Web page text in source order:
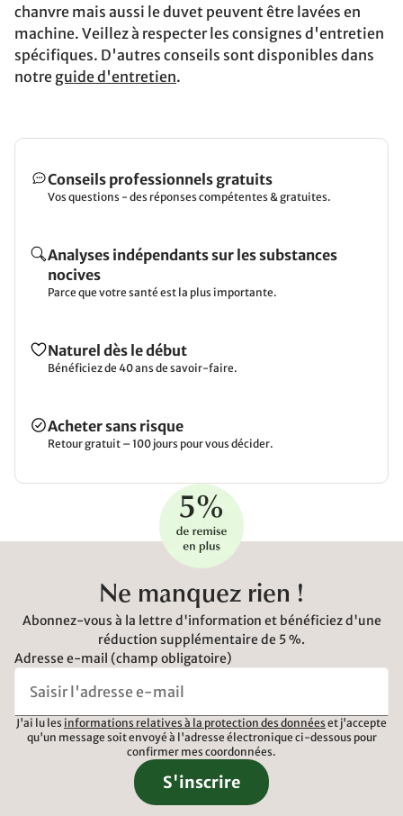
chanvre mais aussi le duvet peuvent être lavées en
machine. Veillez à respecter les consignes d'entretien
spécifiques. D'autres conseils sont disponibles dans
notre guide d'entretien.
Conseils professionnels gratuits
Vos questions - des réponses compétentes & gratuites.
Analyses indépendants sur les substances
nocives
Parce que votre santé est la plus importante.
Naturel dès le début
Bénéficiez de 40 ans de savoir-faire.
Acheter sans risque
Retour gratuit – 100 jours pour vous décider.
Ne manquez rien !
Abonnez-vous à la lettre d'information et bénéficiez d'une
réduction supplémentaire de 5 %.
Adresse e-mail (champ obligatoire)
J'ai lu les informations relatives à la protection des données et j'accepte
qu'un message soit envoyé à l'adresse électronique ci-dessous pour
confirmer mes coordonnées.
S'inscrire